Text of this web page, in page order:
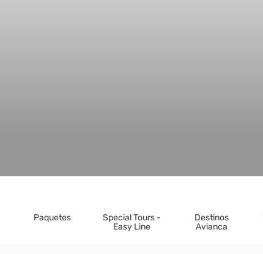
Paquetes
Special Tours -
Easy Line
Destinos
Avianca